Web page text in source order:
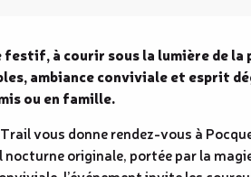
à courir sous la lumière de la
ambiance conviviale et esprit
ou en famille.
Trail vous donne rendez-vous à
originale, portée par la